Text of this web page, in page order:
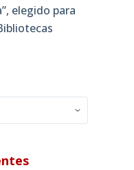
elegido para